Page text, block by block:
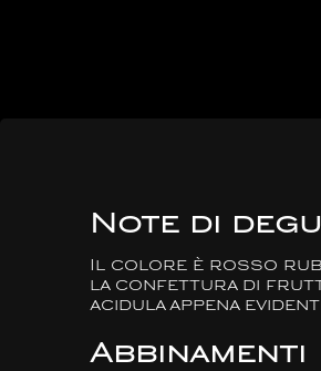
Note di
Il colore è rosso
la confettura di frutti
acidula appena
Abbinamenti